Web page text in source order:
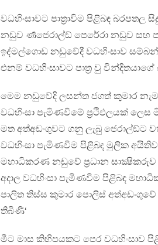
වධහිංසාවට පාත‍්‍රාවිම පිළිබඳ
නඩුව ර්‍ණජෙරාල්ඞ් පෙරේරා නඩුව සහ
ඉද්මල්ගොඩ නඩුවේදී වධහිංසාව
එනම් වධහිංසාවට පාත‍්‍ර වු
මෙම නඩුවේදි ලසන්ත ජගත් කුමාර
වධහිංසා පැමිණවිමේ ප‍්‍රථිඵලයක් ලෙස
මත අත්අඩංගුවට ගනු ලැබු ජෙරාල්ඞ්ට
වධහිංසා පැමිණවිම පිළිබඳ මුලික
මහාධිකරණ නඩුවේ ප‍්‍රධාන සාක්‍ෂිකරුව
අදාල වධහිංසා පැමිණවිම පිළිබඳ
පාලිත තිස්ස කුමාර පොලිස්
තිබිණි‘
මීට මාස කිහිපයකට පෙර වධහිංසාව